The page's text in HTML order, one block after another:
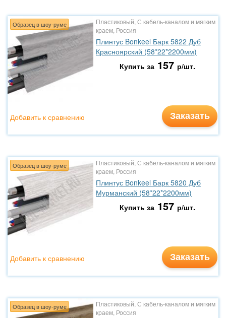
Образец в шоу-руме
Пластиковый, С кабель-каналом и мягким
краем, Россия
Плинтус Bonkeel Барк 5822 Дуб
Красноярский (58*22*2200мм)
Купить за 157 р/шт.
Заказать
Добавить к сравнению
Образец в шоу-руме
Пластиковый, С кабель-каналом и мягким
краем, Россия
Плинтус Bonkeel Барк 5820 Дуб
Мурманский (58*22*2200мм)
Купить за 157 р/шт.
Заказать
Добавить к сравнению
Образец в шоу-руме
Пластиковый, С кабель-каналом и мягким
краем, Россия